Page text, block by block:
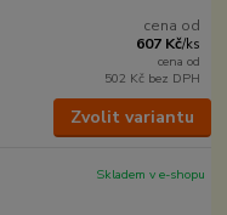
cena od
607 Kč/ks
cena od
502 Kč bez DPH
Zvolit variantu
Skladem v e-shopu